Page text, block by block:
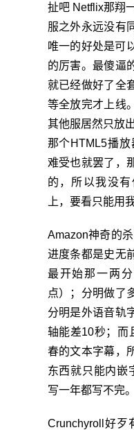
扯吧 Netflix那翔
服之外永远没有
唯一的好处是可
的厉害。最傻逼
就已经做好了全
等全放完才上线
其他服居然只放
那个HTML5播
难受也就罢了，
的，所以我没
上，要看只能用
Amazon神奇的
进度条都是史无
最开始那一两
点）；分明做了
分明是外语音轨
轴能差10秒；而
春的文本字幕，
东西就只能内
写一年都写不完。
Crunchyroll好歹